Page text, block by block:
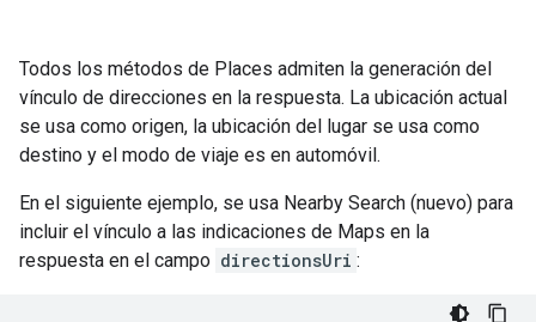
Todos los métodos de Places admiten la generación del
vínculo de direcciones en la respuesta. La ubicación actual
se usa como origen, la ubicación del lugar se usa como
destino y el modo de viaje es en automóvil.
En el siguiente ejemplo, se usa Nearby Search (nuevo) para
incluir el vínculo a las indicaciones de Maps en la
respuesta en el campo directionsUri :